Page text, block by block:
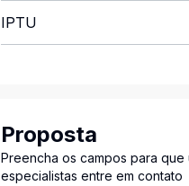
IPTU
Proposta
Preencha os campos para que
especialistas entre em contato